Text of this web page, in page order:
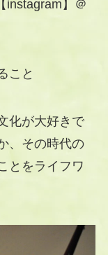
instagram】＠
こと
化が大好きで
、その時代の
とをライフワ